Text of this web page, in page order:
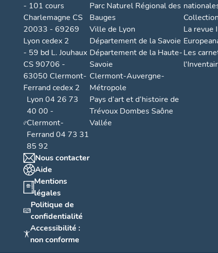
- 101 cours
Charlemagne CS
20033 - 69269
Lyon cedex 2
- 59 bd L. Jouhaux
CS 90706 -
63050 Clermont-
Ferrand cedex 2
Lyon 04 26 73
40 00 -
Clermont-
Ferrand 04 73 31
85 92
Nous contacter
Aide
Mentions
légales
Politique de
confidentialité
Accessibilité :
non conforme
Parc Naturel Régional des
Bauges
Ville de Lyon
Département de la Savoie
Département de la Haute-
Savoie
Clermont-Auvergne-
Métropole
Pays d’art et d’histoire de
Trévoux Dombes Saône
Vallée
La revue
Les